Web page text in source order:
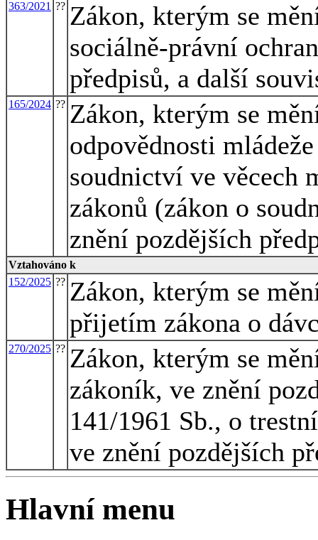
363/2021 ?? Zákon, kterým se
sociálně-právní
předpisů, a další
165/2024 ?? Zákon, kterým se
odpovědnosti
soudnictví ve věcech
zákonů (zákon o
znění pozdějších
Vztahováno k
152/2025 ?? Zákon, kterým se
přijetím zákona o
270/2025 ?? Zákon, kterým se
zákoník, ve znění
141/1961 Sb., o
ve znění pozdějších
Hlavní menu